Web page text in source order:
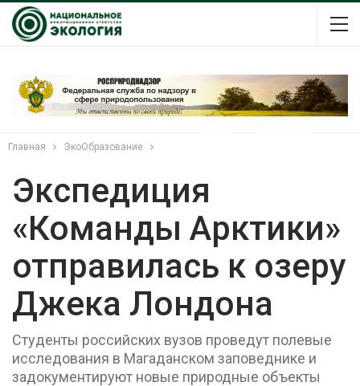
Главная ЭкоОбразование
Экспедиция
«Команды Арктики»
отправилась к озеру
Джека Лондона
Студенты российских вузов проведут полевые
исследования в Магаданском заповеднике и
задокументируют новые природные объекты